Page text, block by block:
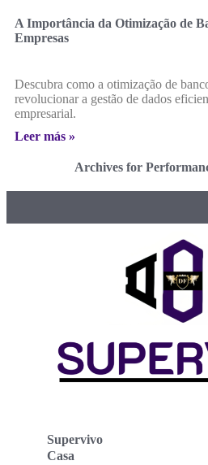
A Importância da Otimização de
Empresas
Descubra como a otimização de
revolucionar a gestão de dados
empresarial.
Leer más »
Archives for
Supervivo
Casa